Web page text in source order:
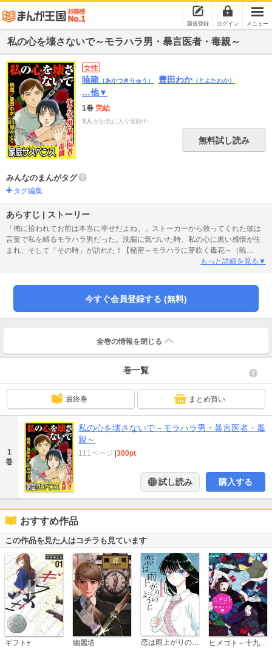
新規登録 ログイン メニュー
私の心を壊さないで～モラハラ男・暴言医者・毒親～
女性
暁龍 （あかつきりゅう） 豊田わか（とよたわか）
…他▼
1巻 完結
9人 がお気に入り登録中
無料試し読み
みんなのまんがタグ
タグ編集
あらすじ | ストーリー
「俺に拾われてお前は本当に幸せだよね。」ストーカーから救ってくれた彼は
言葉で私を縛るモラハラ男だった。洗脳に気づいた時、私の心に黒い感情が生
まれ、そして「その時」が訪れた！【秘密～モラハラに芽吹く毒花～（暁
龍）】。下品で粗暴な義父に暴力を振るわれ、学校でも孤立している少女・姫
の閉塞された世界から連れ出してくれると信じていた。だが…。【塔の中のラ
プンツェル～被虐待児の寓話～（豊田わか）】。死産した母親に信じられない
言葉を次々ぶつけ、更には出世のため、自分の子供まで堕胎させようとする医
者としても人としても最低の男。人間のクズにはそれなりの報いを！聖母たち
～（川端みどり）】。悪意に踏みにじられた心が闇に堕ちる！因縁から生まれ
ス」等に掲載されていた作品を電子配信用に再編集したものです。
もっと詳細を見る▼
今すぐ会員登録する (無料)
全巻の情報を 閉じる
巻一覧
最終巻 まとめ買い
1
巻
私の心を壊さないで～モラハラ男・暴言医者・毒
親～
111ページ 300pt
試し読み 購入する
おすすめ作品
この作品を見た人はコチラも見ています
ギフト± 幽麗塔 恋は雨上がりのように